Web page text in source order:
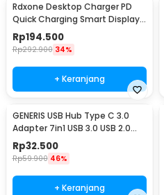
Rdxone Desktop Charger PD
Quick Charging Smart Display
USB Type A 40W - WLX-A9+
Rp194.500
Rp292.900 34%
+ Keranjang
GENERIS USB Hub Type C 3.0
Adapter 7in1 USB 3.0 USB 2.0
USB Type C - GEN23
Rp32.500
Rp59.900 46%
+ Keranjang